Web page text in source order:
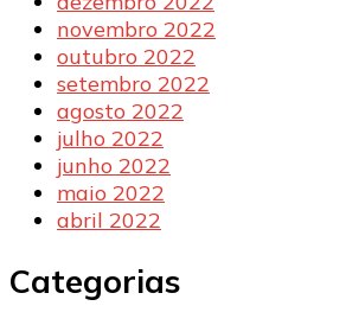
novembro 2022
outubro 2022
setembro 2022
agosto 2022
julho 2022
junho 2022
maio 2022
abril 2022
Categorias